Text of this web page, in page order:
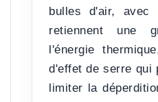
bulles d'air, avec
retiennent une
l'énergie thermique
d'effet de serre qui
limiter la